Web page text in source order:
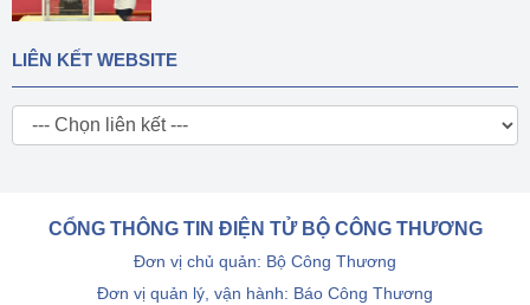
LIÊN KẾT WEBSITE
CỔNG THÔNG TIN ĐIỆN TỬ BỘ CÔNG THƯƠNG
Đơn vị chủ quản: Bộ Công Thương
Đơn vị quản lý, vận hành: Báo Công Thương